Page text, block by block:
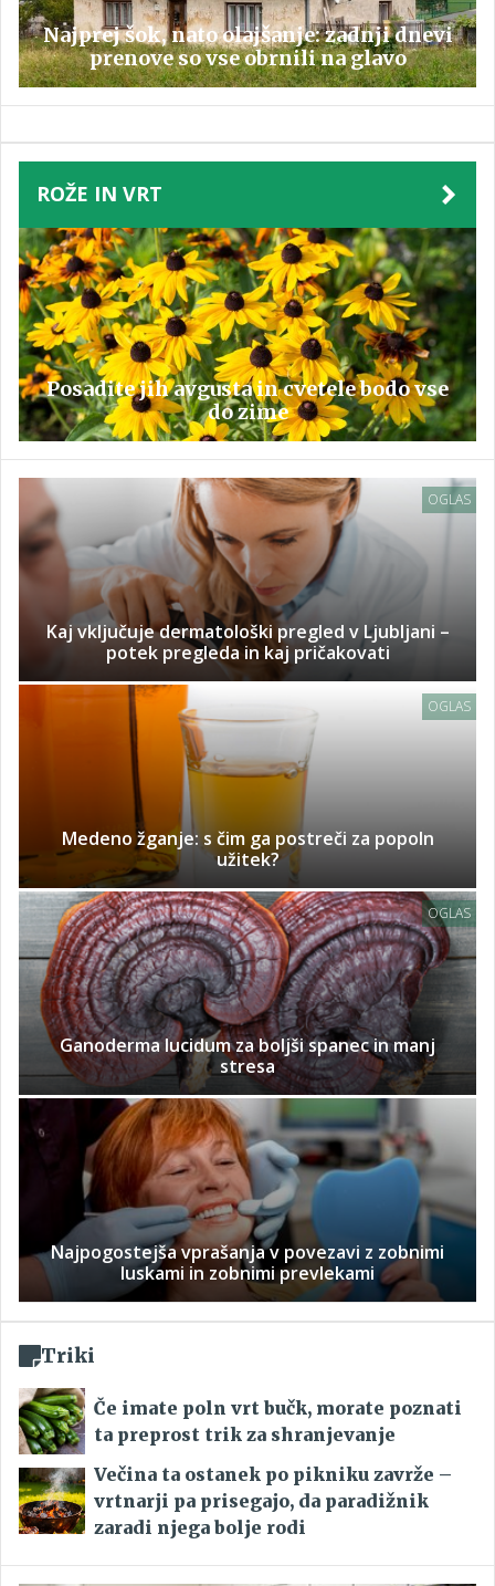
Najprej šok, nato olajšanje: zadnji dnevi
prenove so vse obrnili na glavo
ROŽE IN VRT
Posadite jih avgusta in cvetele bodo vse
do zime
OGLAS
Kaj vključuje dermatološki pregled v Ljubljani –
potek pregleda in kaj pričakovati
OGLAS
Medeno žganje: s čim ga postreči za popoln
užitek?
OGLAS
Ganoderma lucidum za boljši spanec in manj
stresa
Najpogostejša vprašanja v povezavi z zobnimi
luskami in zobnimi prevlekami
Triki
Če imate poln vrt bučk, morate poznati
ta preprost trik za shranjevanje
Večina ta ostanek po pikniku zavrže –
vrtnarji pa prisegajo, da paradižnik
zaradi njega bolje rodi